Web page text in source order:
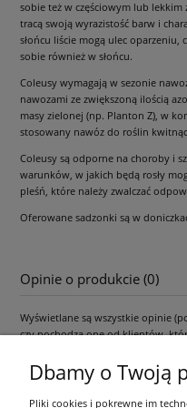
sobie też w częściowym lub lekkim
tracą swoją wyrazistość barw i
słońcu liście mogą ulec
sobie również w słońcu.
Coleusy wymagają w sezonie
nawozami ze zwiększoną ilością
masy zielonej (np. Planton Z), w
stosowany nawóz do roślin
Coleusy są odporne na choroby i
warunków, w jakich będą rosły
pleśń, które należy zwalczać
Oferowane sadzonki są w
Opinie o produkcie (0)
Wyświetlane są wszystkie opinie
czy pochodzą one od klientów,
Dbamy o Twoją
Pliki cookies i pokrewne im